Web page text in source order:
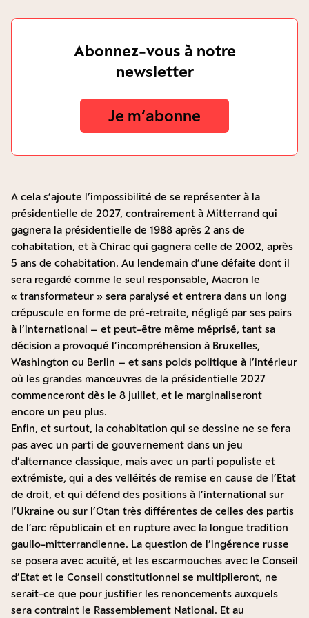
Abonnez-vous à notre
newsletter
Je m‘abonne
A cela s’ajoute l’impossibilité de se représenter à la
présidentielle de 2027, contrairement à Mitterrand qui
gagnera la présidentielle de 1988 après 2 ans de
cohabitation, et à Chirac qui gagnera celle de 2002, après
5 ans de cohabitation. Au lendemain d’une défaite dont il
sera regardé comme le seul responsable, Macron le
« transformateur » sera paralysé et entrera dans un long
crépuscule en forme de pré-retraite, négligé par ses pairs
à l’international – et peut-être même méprisé, tant sa
décision a provoqué l’incompréhension à Bruxelles,
Washington ou Berlin – et sans poids politique à l’intérieur
où les grandes manœuvres de la présidentielle 2027
commenceront dès le 8 juillet, et le marginaliseront
encore un peu plus.
Enfin, et surtout, la cohabitation qui se dessine ne se fera
pas avec un parti de gouvernement dans un jeu
d’alternance classique, mais avec un parti populiste et
extrémiste, qui a des velléités de remise en cause de l’Etat
de droit, et qui défend des positions à l’international sur
l’Ukraine ou sur l’Otan très différentes de celles des partis
de l’arc républicain et en rupture avec la longue tradition
gaullo-mitterrandienne. La question de l’ingérence russe
se posera avec acuité, et les escarmouches avec le Conseil
d’Etat et le Conseil constitutionnel se multiplieront, ne
serait-ce que pour justifier les renoncements auxquels
sera contraint le Rassemblement National. Et au